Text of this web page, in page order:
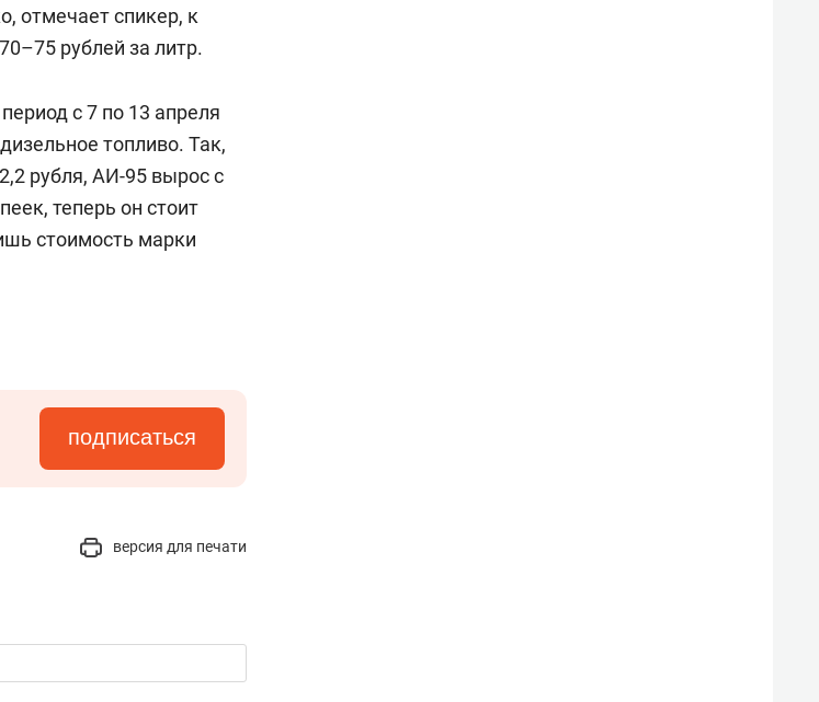
отмечает спикер, к
рублей за литр.
с 7 по 13 апреля
топливо. Так,
рубля, АИ-95 вырос с
теперь он стоит
стоимость марки
подписаться
версия для печати